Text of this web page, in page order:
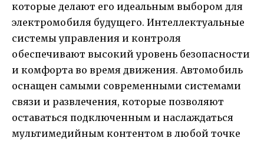
которые делают его идеальным выбором для
электромобиля будущего. Интеллектуальные
системы управления и контроля
обеспечивают высокий уровень безопасности
и комфорта во время движения. Автомобиль
оснащен самыми современными системами
связи и развлечения, которые позволяют
оставаться подключенным и наслаждаться
мультимедийным контентом в любой точке